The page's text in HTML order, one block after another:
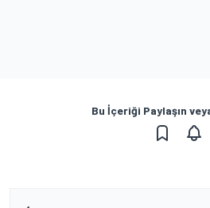
Bu İçeriği Paylaşın